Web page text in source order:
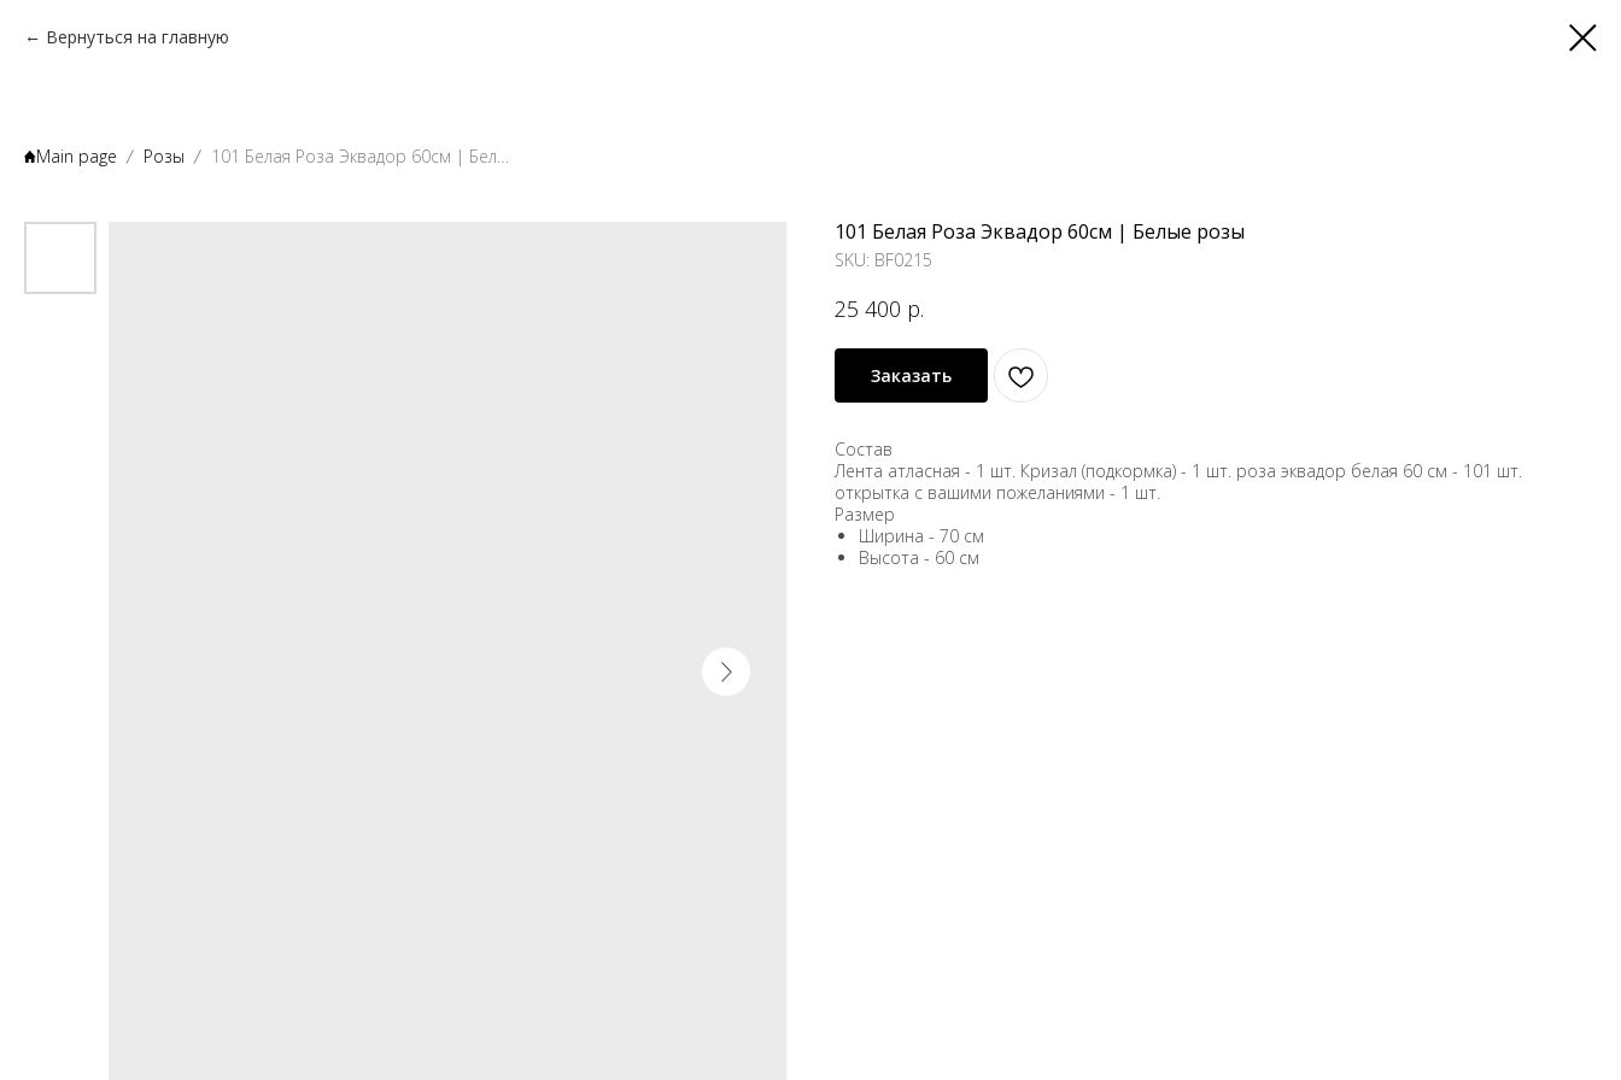
Вернуться на главную
Main page Розы 101 Белая Роза Эквадор 60см | Белые розы
101 Белая Роза Эквадор 60см | Белые розы
SKU: BF0215
25 400 р.
Заказать
Состав
Лента атласная - 1 шт. Кризал (подкормка) - 1 шт. роза эквадор белая 60 см - 101 шт.
открытка с вашими пожеланиями - 1 шт.
Размер
Ширина - 70 см
Высота - 60 см